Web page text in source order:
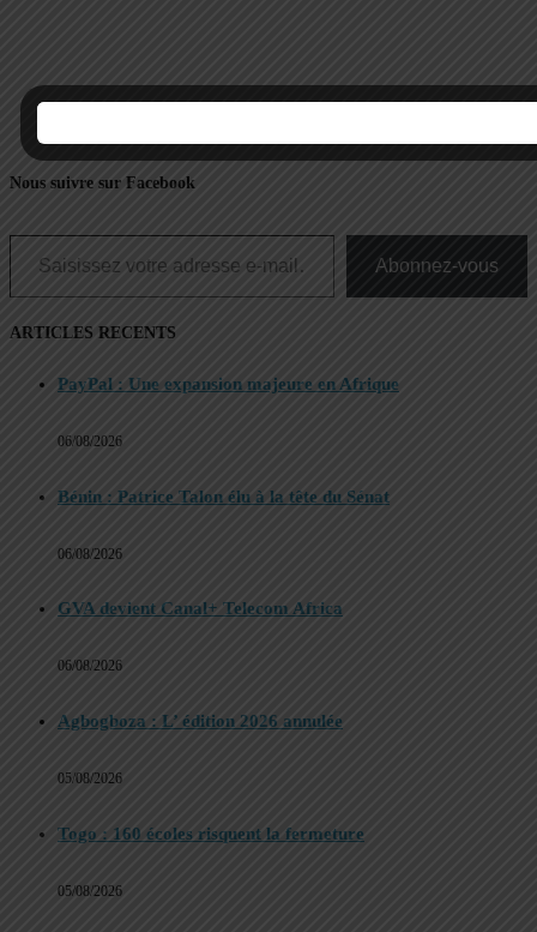
Nous suivre sur Facebook
Saisissez votre adresse e-mail…
Abonnez-vous
ARTICLES RECENTS
PayPal : Une expansion majeure en Afrique
06/08/2026
Bénin : Patrice Talon élu à la tête du Sénat
06/08/2026
GVA devient Canal+ Telecom Africa
06/08/2026
Agbogboza : L’ édition 2026 annulée
05/08/2026
Togo : 160 écoles risquent la fermeture
05/08/2026